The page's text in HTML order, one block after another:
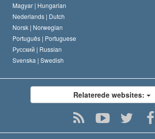
Magyar | Hungarian
Nederlands | Dutch
Norsk | Norwegian
Português | Portuguese
Русский | Russian
Svenska | Swedish
Relaterede websites: